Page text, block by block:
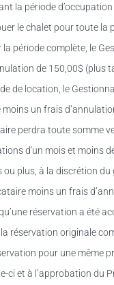
la période
le chalet pour toute la
période complète, le
de 150,00$ (plus
de location, le
un frais
perdra toute somme
d'un mois et moins
plus, à la discrétion du
moins un frais
réservation a été
réservation originale
pour une même
et à l’approbation du